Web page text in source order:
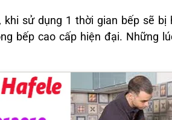
sử dụng 1 thời gian bếp sẽ
bếp cao cấp hiện đại. Những